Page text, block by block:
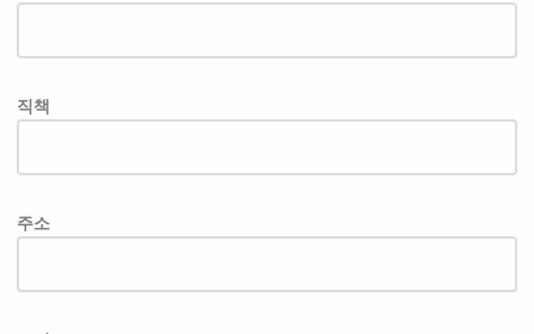
직책
주소